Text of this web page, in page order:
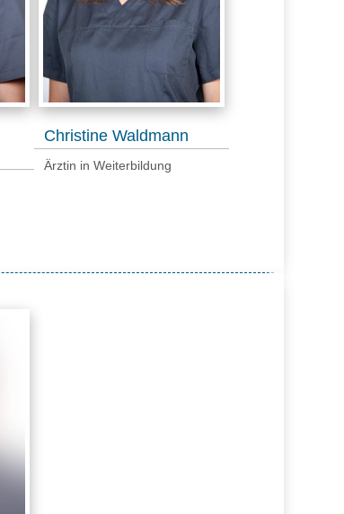
Christine Waldmann
Ärztin in Weiterbildung